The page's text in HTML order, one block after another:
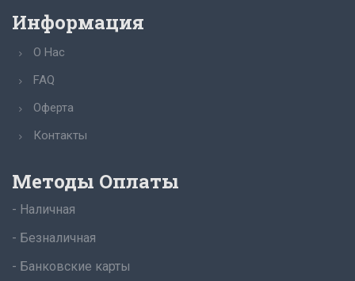
Информация
О Нас
FAQ
Оферта
Контакты
Методы Оплаты
- Наличная
- Безналичная
- Банковские карты